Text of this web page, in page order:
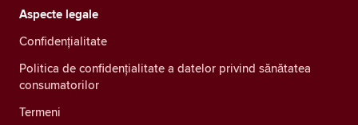
Aspecte legale
Confidenţialitate
Politica de confidențialitate a datelor privind sănătatea
consumatorilor
Termeni